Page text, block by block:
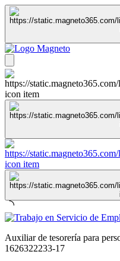
Auxiliar de tesorería para
1626322233-17